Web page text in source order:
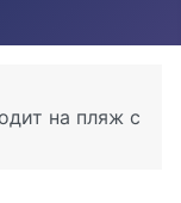
на пляж с